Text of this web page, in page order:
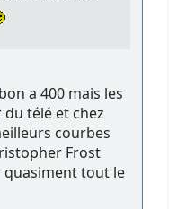
a 400 mais les
télé et chez
courbes
Frost
quasiment tout le